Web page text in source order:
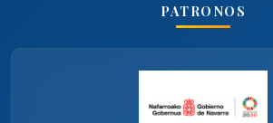
PATRONOS